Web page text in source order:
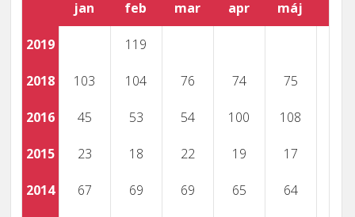
jan feb mar apr máj
2019 119
2018 103 104 76 74 75
2016 45 53 54 100 108
2015 23 18 22 19 17
2014 67 69 69 65 64